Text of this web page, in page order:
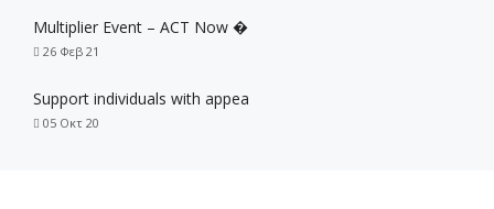
Multiplier Event – ACT Now �
26 Φεβ 21
Support individuals with appea
05 Οκτ 20